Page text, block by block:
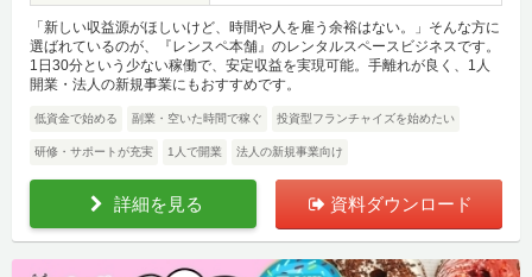
「新しい収益源がほしいけど、時間や人を雇う余裕はない。」そんな方に
選ばれているのが、『レンスペ本舗』のレンタルスペースビジネスです。
1日30分という少ない稼働で、安定収益を実現可能。手離れが良く、1人
開業・法人の新規事業にもおすすめです。
低資金で始める 副業・空いた時間で稼ぐ 投資型フランチャイズを始めたい
研修・サポートが充実 1人で開業 法人の新規事業向け
詳細を見る 資料ダウンロード